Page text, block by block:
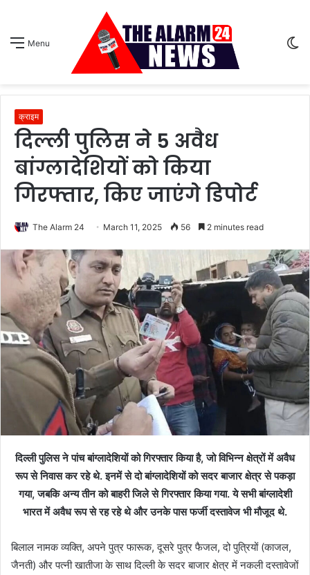
Menu
क्राइम
दिल्ली पुलिस ने 5 अवैध
बांग्लादेशियों को किया
गिरफ्तार, किए जाएंगे डिपोर्ट
The Alarm 24 March 11, 2025 56 2 minutes read
दिल्ली पुलिस ने पांच बांग्लादेशियों को गिरफ्तार किया है, जो विभिन्न क्षेत्रों में अवैध
रूप से निवास कर रहे थे. इनमें से दो बांग्लादेशियों को सदर बाजार क्षेत्र से पकड़ा
गया, जबकि अन्य तीन को बाहरी जिले से गिरफ्तार किया गया. ये सभी बांग्लादेशी
भारत में अवैध रूप से रह रहे थे और उनके पास फर्जी दस्तावेज भी मौजूद थे.
बिलाल नामक व्यक्ति, अपने पुत्र फारूक, दूसरे पुत्र फैजल, दो पुत्रियों (काजल,
जैनती) और पत्नी खातीजा के साथ दिल्ली के सदर बाजार क्षेत्र में नकली दस्तावेजों